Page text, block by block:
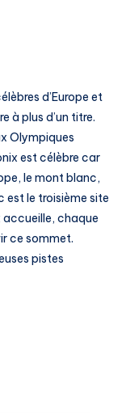
d’Europe et
à plus d’un titre.
Olympiques
est célèbre car
le mont blanc,
est le troisième site
accueille, chaque
ce sommet.
pistes